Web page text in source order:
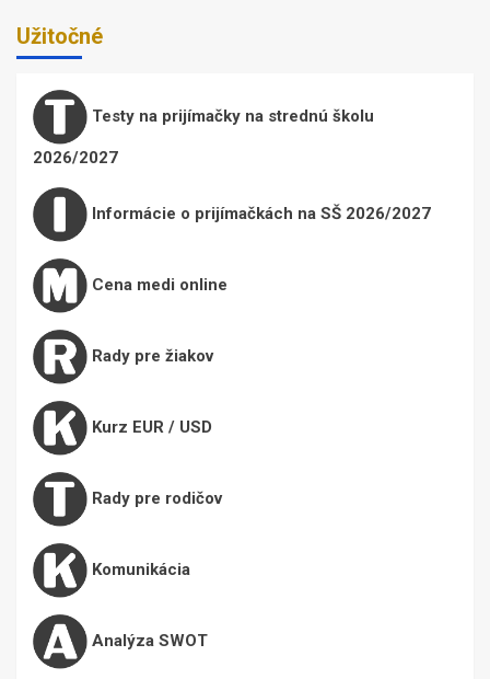
Užitočné
Testy na prijímačky na strednú školu
2026/2027
Informácie o prijímačkách na SŠ 2026/2027
Cena medi online
Rady pre žiakov
Kurz EUR / USD
Rady pre rodičov
Komunikácia
Analýza SWOT